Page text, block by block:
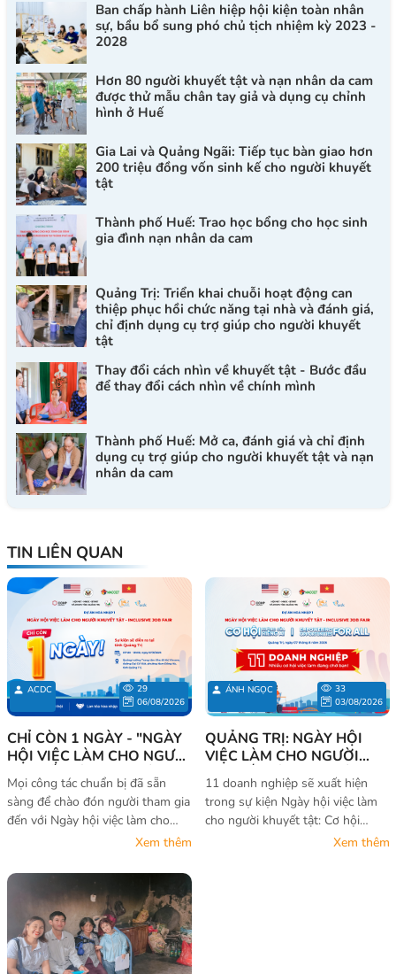
Ban chấp hành Liên hiệp hội kiện toàn nhân
sự, bầu bổ sung phó chủ tịch nhiệm kỳ 2023 -
2028
Hơn 80 người khuyết tật và nạn nhân da cam
được thử mẫu chân tay giả và dụng cụ chỉnh
hình ở Huế
Gia Lai và Quảng Ngãi: Tiếp tục bàn giao hơn
200 triệu đồng vốn sinh kế cho người khuyết
tật
Thành phố Huế: Trao học bổng cho học sinh
gia đình nạn nhân da cam
Quảng Trị: Triển khai chuỗi hoạt động can
thiệp phục hồi chức năng tại nhà và đánh giá,
chỉ định dụng cụ trợ giúp cho người khuyết
tật
Thay đổi cách nhìn về khuyết tật - Bước đầu
để thay đổi cách nhìn về chính mình
Thành phố Huế: Mở ca, đánh giá và chỉ định
dụng cụ trợ giúp cho người khuyết tật và nạn
nhân da cam
TIN LIÊN QUAN
ACDC
29
06/08/2026
CHỈ CÒN 1 NGÀY - "NGÀY
HỘI VIỆC LÀM CHO NGƯỜI
KHUYẾT TẬT – CƠ HỘI
KHÔNG CỦA RIÊNG AI" SẼ
CHÍNH THỨC DIỄN RA TẠI
QUẢNG TRỊ
Mọi công tác chuẩn bị đã sẵn
sàng để chào đón người tham gia
đến với Ngày hội việc làm cho
người khuyết tật – Cơ hội không
Xem thêm
ÁNH NGỌC
33
03/08/2026
QUẢNG TRỊ: NGÀY HỘI
VIỆC LÀM CHO NGƯỜI
KHUYẾT TẬT - CƠ HỘI
KHÔNG CỦA RIÊNG AI
2026
11 doanh nghiệp sẽ xuất hiện
trong sự kiện Ngày hội việc làm
cho người khuyết tật: Cơ hội
không của riêng ai 2026 tạiXem thêm